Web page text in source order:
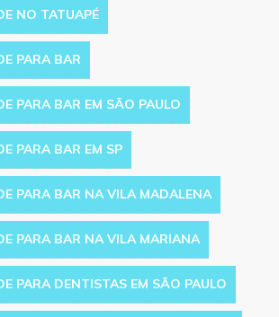
NO TATUAPÉ
PARA BAR
PARA BAR EM SÃO PAULO
PARA BAR EM SP
PARA BAR NA VILA MADALENA
PARA BAR NA VILA MARIANA
PARA DENTISTAS EM SÃO PAULO